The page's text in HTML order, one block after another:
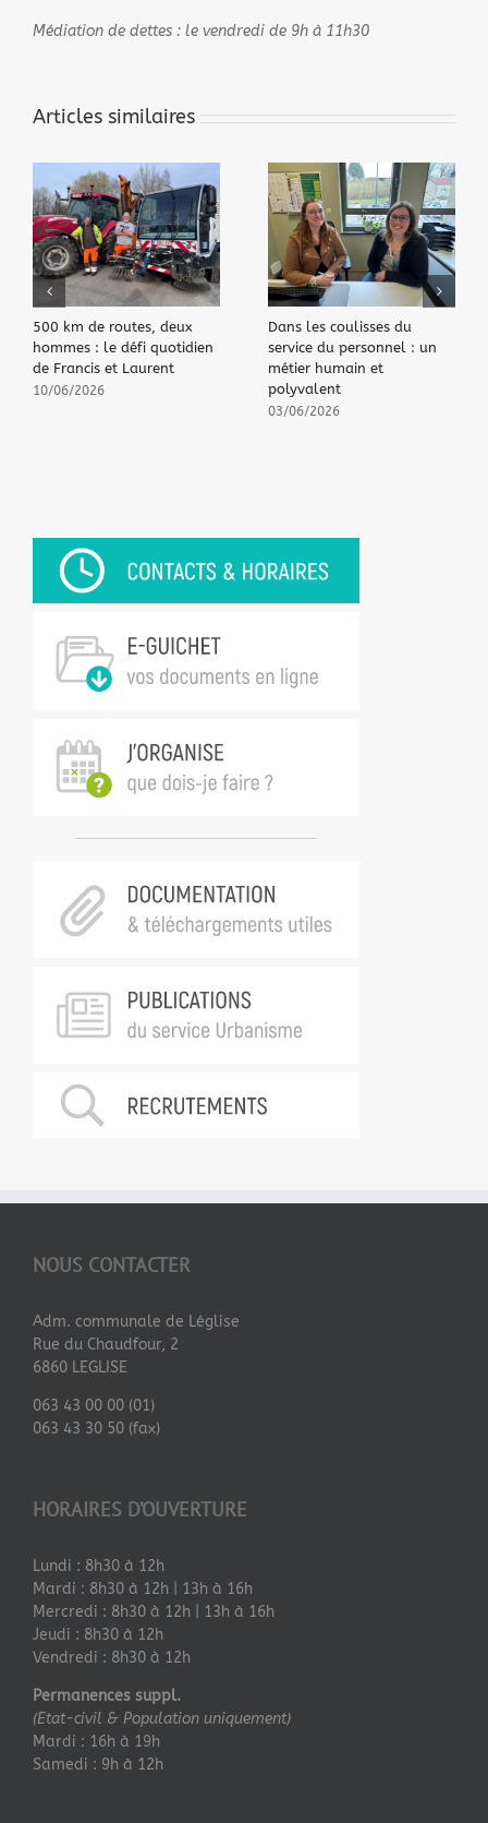
Médiation de dettes : le vendredi de 9h à 11h30
Articles similaires
500 km de routes, deux
hommes : le défi quotidien
de Francis et Laurent
10/06/2026
Dans les coulisses du
service du personnel : un
métier humain et
polyvalent
03/06/2026
NOUS CONTACTER
Adm. communale de Léglise
Rue du Chaudfour, 2
6860 LEGLISE
063 43 00 00 (01)
063 43 30 50 (fax)
HORAIRES D’OUVERTURE
Lundi : 8h30 à 12h
Mardi : 8h30 à 12h | 13h à 16h
Mercredi : 8h30 à 12h | 13h à 16h
Jeudi : 8h30 à 12h
Vendredi : 8h30 à 12h
Permanences suppl.
(Etat-civil & Population uniquement)
Mardi : 16h à 19h
Samedi : 9h à 12h